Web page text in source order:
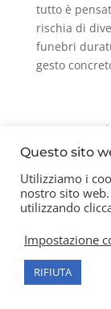
tutto è
rischia di
funebri
gesto
Contatti
Questo sito
Utilizziamo i
nostro sito
utilizzando
Impostazione
RIFIUTA